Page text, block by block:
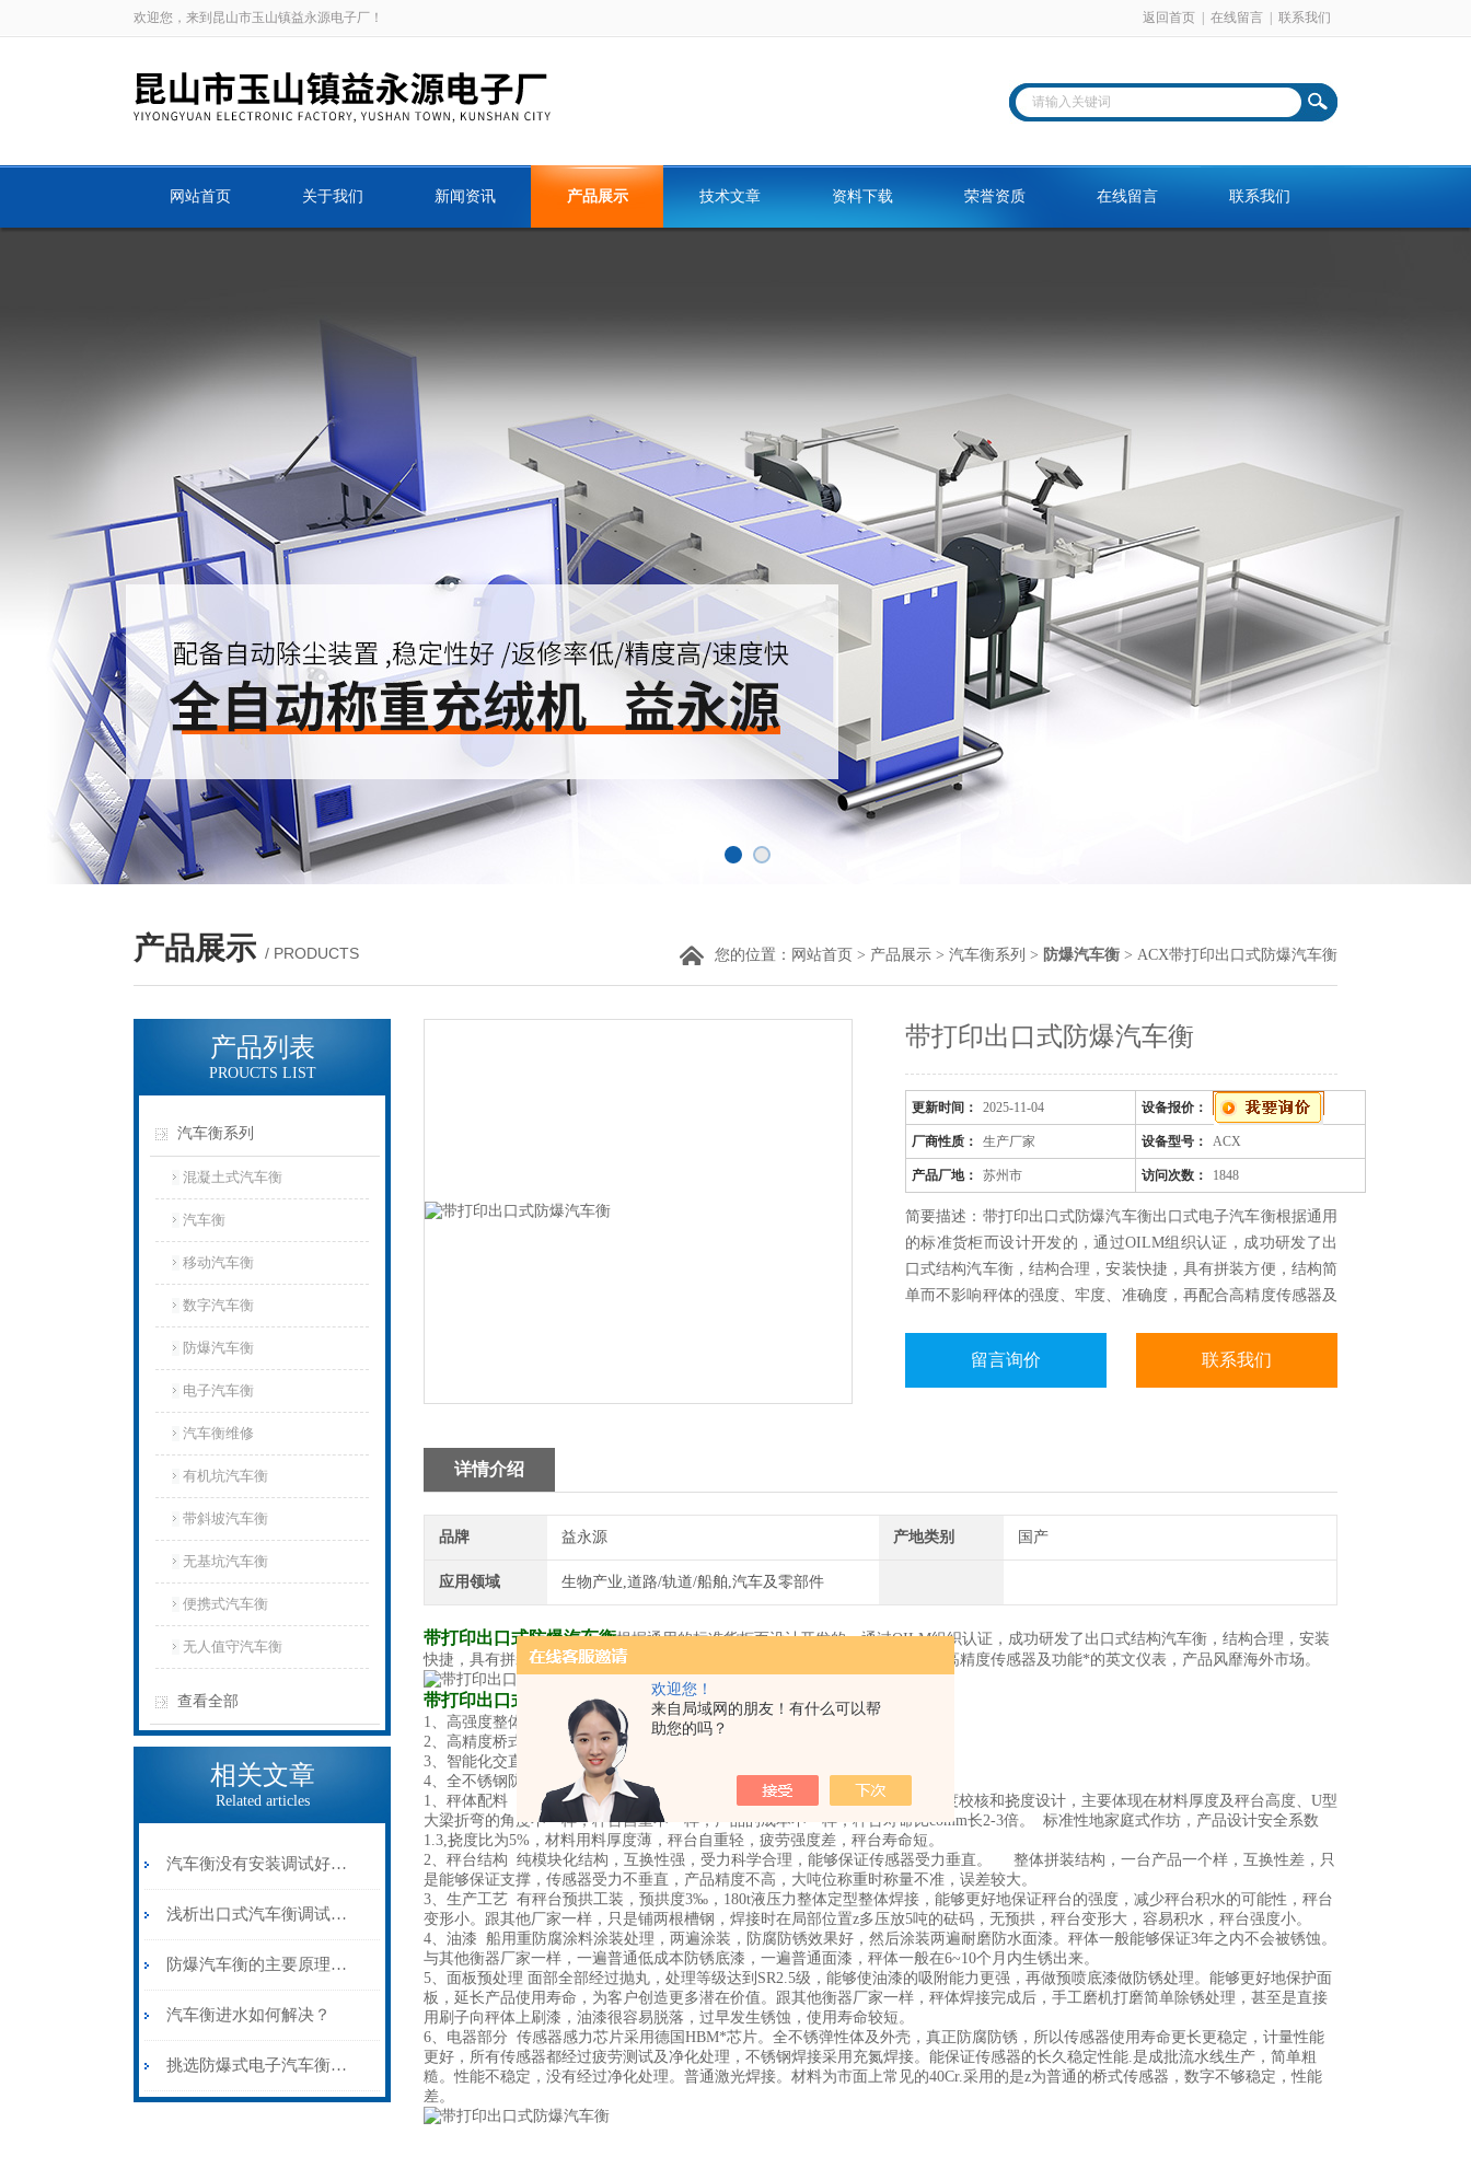
欢迎您！
来自局域网的朋友！有什么可以帮
助您的吗？
欢迎您，来到昆山市玉山镇益永源电子厂！ 返回首页 在线留言 联系我们
网站首页 关于我们 新闻资讯 产品展示 技术文章 资料下载 荣誉资质 在线留言 联系我们
产品展示 / PRODUCTS 您的位置： 网站首页 > 产品展示 > 汽车衡系列 > 防爆汽车衡 > ACX带打印出口式防爆汽车衡
产品列表
PROUCTS LIST
汽车衡系列
混凝土式汽车衡
汽车衡
移动汽车衡
数字汽车衡
防爆汽车衡
电子汽车衡
汽车衡维修
有机坑汽车衡
带斜坡汽车衡
无基坑汽车衡
便携式汽车衡
无人值守汽车衡
查看全部
相关文章
Related articles
汽车衡没有安装调试好会造成什么后果？
浅析出口式汽车衡调试的内容都有什么方面
防爆汽车衡的主要原理和特点
汽车衡进水如何解决？
挑选防爆式电子汽车衡的原则
带打印出口式防爆汽车衡
更新时间： 2025-11-04 设备报价：
厂商性质： 生产厂家 设备型号： ACX
产品厂地： 苏州市 访问次数： 1848
简要描述：带打印出口式防爆汽车衡出口式电子汽车衡根据通用
的标准货柜而设计开发的，通过OILM组织认证，成功研发了出
口式结构汽车衡，结构合理，安装快捷，具有拼装方便，结构简
单而不影响秤体的强度、牢度、准确度，再配合高精度传感器及
留言询价 联系我们
详情介绍
品牌 益永源 产地类别 国产
应用领域 生物产业,道路/轨道/船舶,汽车及零部件
带打印出口式防爆汽车衡根据通用的标准货柜而设计开发的，通过OILM组织认证，成功研发了出口式结构汽车衡，结构合理，安装
快捷，具有拼装方便，结构简单而不影响秤体的强度、牢度、准确度，再配合高精度传感器及功能*的英文仪表，产品风靡海外市场。
带打印出口式防爆汽车衡
标准配置
1、高强度整体秤台（分段式）
2、高精度桥式称重传感器
3、智能化交直流两用称重显示仪表（自带打印机）
4、全不锈钢防浪涌接线盒 .
1、秤体配料 产品设计安全过载系数1.5，挠度比为0.8‰,每台秤经过专业的强度校核和挠度设计，主要体现在材料厚度及秤台高度、U型
大梁折弯的角度不一样，秤台自重不一样，产品的成本不一样，秤台寿命比comm长2-3倍。 标准性地家庭式作坊，产品设计安全系数
1.3,挠度比为5%，材料用料厚度薄，秤台自重轻，疲劳强度差，秤台寿命短。
2、秤台结构 纯模块化结构，互换性强，受力科学合理，能够保证传感器受力垂直。 整体拼装结构，一台产品一个样，互换性差，只
是能够保证支撑，传感器受力不垂直，产品精度不高，大吨位称重时称量不准，误差较大。
3、生产工艺 有秤台预拱工装，预拱度3‰，180t液压力整体定型整体焊接，能够更好地保证秤台的强度，减少秤台积水的可能性，秤台
变形小。跟其他厂家一样，只是铺两根槽钢，焊接时在局部位置z多压放5吨的砝码，无预拱，秤台变形大，容易积水，秤台强度小。
4、油漆 船用重防腐涂料涂装处理，两遍涂装，防腐防锈效果好，然后涂装两遍耐磨防水面漆。秤体一般能够保证3年之内不会被锈蚀。
与其他衡器厂家一样，一遍普通低成本防锈底漆，一遍普通面漆，秤体一般在6~10个月内生锈出来。
5、面板预处理 面部全部经过抛丸，处理等级达到SR2.5级，能够使油漆的吸附能力更强，再做预喷底漆做防锈处理。能够更好地保护面
板，延长产品使用寿命，为客户创造更多潜在价值。跟其他衡器厂家一样，秤体焊接完成后，手工磨机打磨简单除锈处理，甚至是直接
用刷子向秤体上刷漆，油漆很容易脱落，过早发生锈蚀，使用寿命较短。
6、电器部分 传感器感力芯片采用德国HBM*芯片。全不锈弹性体及外壳，真正防腐防锈，所以传感器使用寿命更长更稳定，计量性能
更好，所有传感器都经过疲劳测试及净化处理，不锈钢焊接采用充氮焊接。能保证传感器的长久稳定性能.是成批流水线生产，简单粗
糙。性能不稳定，没有经过净化处理。普通激光焊接。材料为市面上常见的40Cr.采用的是z为普通的桥式传感器，数字不够稳定，性能
差。